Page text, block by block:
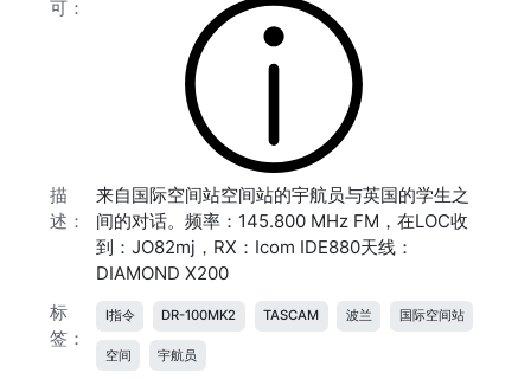
可：
描
述：
来自国际空间站空间站的宇航员与英国的学生之
间的对话。频率：145.800 MHz FM，在LOC收
到：JO82mj，RX：Icom IDE880天线：
DIAMOND X200
标
签：
I指令 DR-100MK2 TASCAM 波兰 国际空间站
空间 宇航员